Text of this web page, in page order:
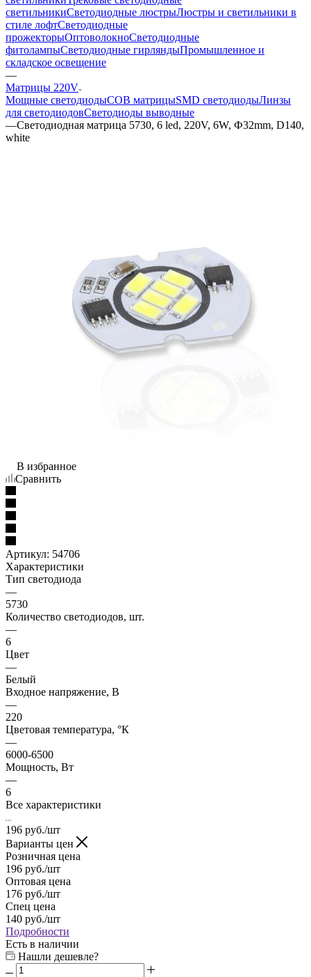
светильникиСветодиодные люстрыЛюстры и светильники в
стиле лофтСветодиодные
прожекторыОптоволокноСветодиодные
фитолампыСветодиодные гирляндыПромышленное и
складское освещение
—
Матрицы 220V
Мощные светодиодыCOB матрицыSMD светодиодыЛинзы
для светодиодовСветодиоды выводные
—Светодиодная матрица 5730, 6 led, 220V, 6W, Ф32mm, D140,
white
В избранное
Сравнить
Артикул: 54706
Характеристики
Тип светодиода
—
5730
Количество светодиодов, шт.
—
6
Цвет
—
Белый
Входное напряжение, В
—
220
Цветовая температура, °К
—
6000-6500
Мощность, Вт
—
6
Все характеристики
196 руб./шт
Варианты цен
Розничная цена
196 руб./шт
Оптовая цена
176 руб./шт
Спец цена
140 руб./шт
Подробности
Есть в наличии
Нашли дешевле?